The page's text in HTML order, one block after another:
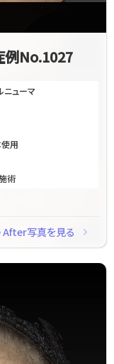
例No.1027
ニューマ
用
術
After写真を見る navigate_next